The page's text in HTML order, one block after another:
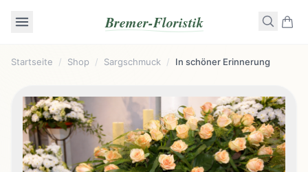
Bremer-Floristik
Startseite / Shop / Sargschmuck / In schöner Erinnerung